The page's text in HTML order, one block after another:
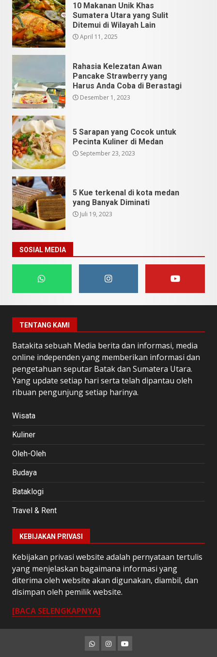
10 Makanan Unik Khas
Sumatera Utara yang Sulit
Ditemui di Wilayah Lain
April 11, 2025
Rahasia Kelezatan Awan
Pancake Strawberry yang
Harus Anda Coba di Berastagi
Desember 1, 2023
5 Sarapan yang Cocok untuk
Pecinta Kuliner di Medan
September 23, 2023
5 Kue terkenal di kota medan
yang Banyak Diminati
Juli 19, 2023
SOSIAL MEDIA
TENTANG KAMI
Batakita sebuah Media berita dan informasi, media
online independen yang memberikan informasi dan
pengetahuan seputar Batak dan Sumatera Utara.
Yang update setiap hari serta telah dipantau oleh
ribuan pengunjung setiap harinya.
Wisata
Kuliner
Oleh-Oleh
Budaya
Bataklogi
Travel & Rent
KEBIJAKAN PRIVASI
Kebijakan privasi website adalah pernyataan tertulis
yang menjelaskan bagaimana informasi yang
diterima oleh website akan digunakan, diambil, dan
disimpan oleh pemilik website.
[BACA SELENGKAPNYA]
Whatsapp
Instagram
Youtube